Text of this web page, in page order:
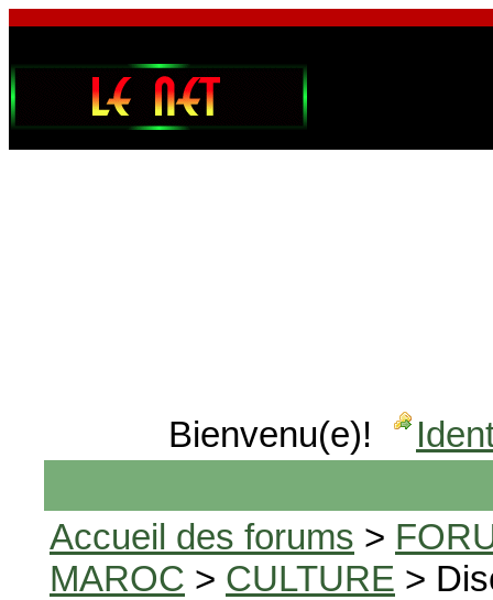
Bienvenu(e)!
Accueil des forums >
MAROC > CULTURE >